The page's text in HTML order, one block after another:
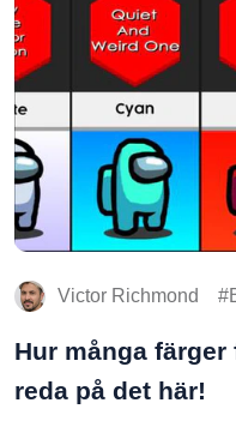
Victor Richmond
Hur många
reda på det här!